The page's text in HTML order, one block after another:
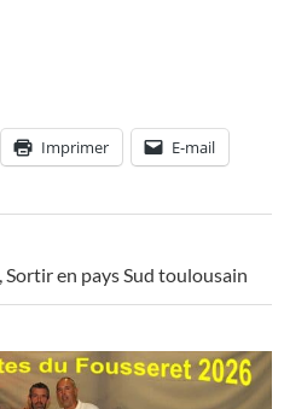
Imprimer E-mail
Sortir en pays Sud toulousain